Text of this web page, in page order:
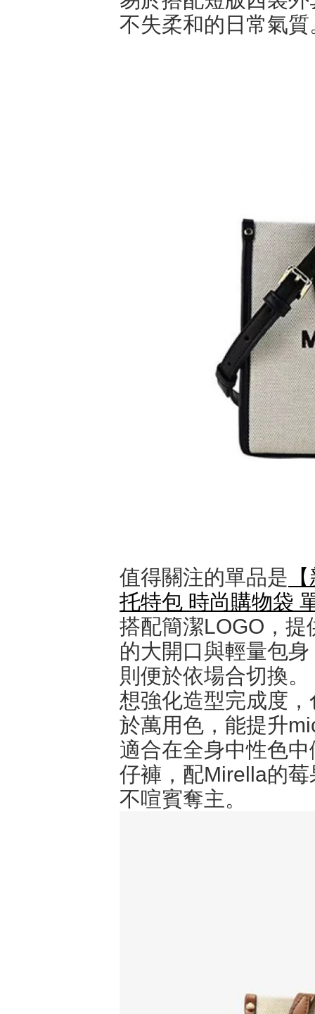
不失柔和的日常氣質
值得關注的單品是
托特包 時尚購物袋
搭配簡潔LOGO，
的大開口與輕量包
則便於依場合切換。
想強化造型完成度
於萬用色，能提升
適合在全身中性色
仔褲，配Mirella的
不喧賓奪主。